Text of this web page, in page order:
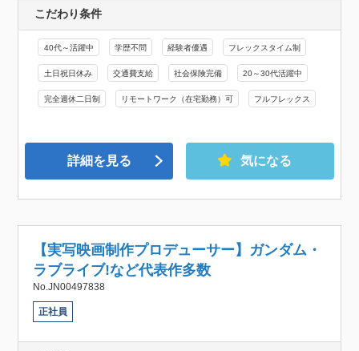
こだわり条件
40代～活躍中 学歴不問 経験者優遇 フレックスタイム制
土日祝日休み 交通費支給 社会保険完備 20～30代活躍中
完全週休二日制 リモートワーク（在宅勤務）可 フルフレックス
詳細を見る 気になる
【実写映画制作プロデューサー】ガンダム・
ラブライブ!など代表作多数
No.JN00497838
正社員